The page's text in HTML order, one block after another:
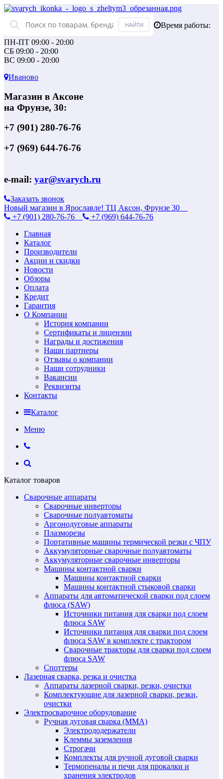
Время работы:
ПН-ПТ 09:00 - 20:00
СБ 09:00 - 20:00
ВС 09:00 - 20:00
Иваново
Магазин в Аксоне
на Фрунзе, 30:
+7 (901) 280-76-76
+7 (969) 644-76-76
e-mail: yar@svarych.ru
Заказать звонок
Новый магазин в Ярославле! ТЦ Аксон, Фрунзе 30
+7 (901) 280-76-76
+7 (969) 644-76-76
Главная
Каталог
Производители
Акции и скидки
Новости
Обзоры
Оплата
Кредит
Гарантия
О Компании
История компании
Сертификаты и лицензии
Награды и достижения
Наши партнеры
Отзывы о компании
Наши сотрудники
Вакансии
Реквизиты
Контакты
Каталог
Меню
Каталог товаров
Сварочные аппараты
Сварочные инверторы
Сварочные полуавтоматы
Аргонодуговые аппараты
Плазморезы
Портативные машины термической резки с ЧПУ
Аккумуляторные сварочные полуавтоматы
Аккумуляторные сварочные инверторы
Машины контактной сварки
Машины контактной сварки
Машины контактной стыковой сварки
Аппараты для автоматической сварки под слоем
флюса (SAW)
Источники питания для сварки под слоем
флюса SAW
Источники питания для сварки под слоем
флюса SAW в комплекте с трактором
Сварочные тракторы для сварки под слоем
флюса SAW
Споттеры
Лазерная сварка, резка и очистка
Аппараты лазерной сварки, резки, очистки
Комплектующие для лазерной сварки, резки,
очистки
Электросварочное оборудование
Ручная дуговая сварка (MMA)
Электрододержатели
Клеммы заземления
Строгачи
Комплекты для ручной дуговой сварки
Термопеналы и печи для прокалки и
хранения электродов